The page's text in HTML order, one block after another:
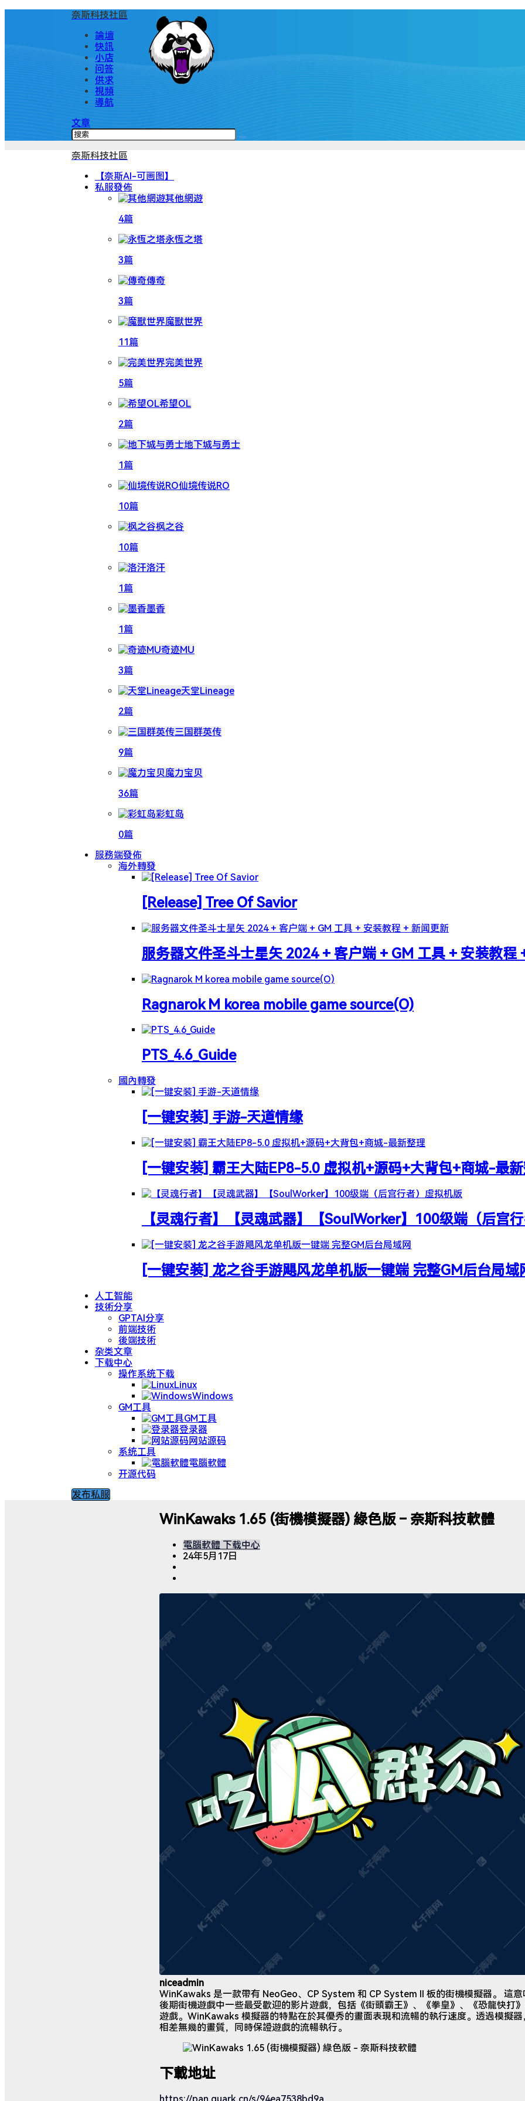
奈斯科技社區
論壇
快訊
小店
问答
供求
視頻
導航
文章
奈斯科技社區
【奈斯AI-可画图】
私服發佈
其他網遊
4篇
永恆之塔
3篇
傳奇
3篇
魔獸世界
11篇
完美世界
5篇
希望OL
2篇
地下城与勇士
1篇
仙境传说RO
10篇
枫之谷
10篇
洛汗
1篇
墨香
1篇
奇迹MU
3篇
天堂Lineage
2篇
三国群英传
9篇
魔力宝贝
36篇
彩虹岛
0篇
服務端發佈
海外轉發
[Release] Tree Of Savior
服务器文件圣斗士星矢 2024 + 客户端 + GM 工具 + 安装教程
Ragnarok M korea mobile game source(O)
PTS_4.6_Guide
國內轉發
[一键安装] 手游-天道情缘
[一键安装] 霸王大陆EP8-5.0 虚拟机+源码+大背包+商城-最
【灵魂行者】【灵魂武器】【SoulWorker】100级端（后宫
[一键安装] 龙之谷手游飓风龙单机版一键端 完整GM后台局域
人工智能
技術分享
GPTAI分享
前端技術
後端技術
杂类文章
下载中心
操作系统下载
Linux
Windows
GM工具
GM工具
登录器
网站源码
系统工具
電腦軟體
开源代码
发布私服
WinKawaks 1.65 (街機模擬器) 綠色版 – 奈斯科技軟體
電腦軟體 下载中心
24年5月17日
niceadmin
WinKawaks 是一款帶有 NeoGeo、CP System 和 CP System II 板的街機模擬器。 這意
後期街機遊戲中一些最受歡迎的影片遊戲，包括《街頭霸王》、《拳皇》、《恐龍快打
遊戲。WinKawaks 模擬器的特點在於其優秀的畫面表現和流暢的執行速度。透過模擬
相差無幾的畫質，同時保證遊戲的流暢執行。
下載地址